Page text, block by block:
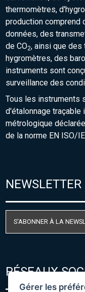
thermomètres,
production
données, des
de CO2, ainsi que
hygromètres, des
instruments sont
surveillance des
Tous les instruments
d'étalonnage traçable
métrologique
de la norme EN ISO/
NEWSLETTER
S'ABONNER À LA
RÉSEAUX
Gérer les